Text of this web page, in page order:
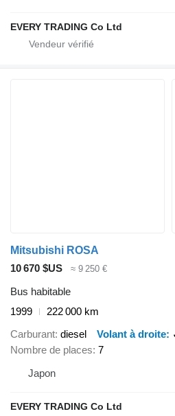
EVERY TRADING Co Ltd
Mitsubishi ROSA
10 670 $US
≈ 9 250 €
Bus habitable
1999
222 000 km
Carburant diesel Volant à droite
Nombre de places 7
Japon
EVERY TRADING Co Ltd